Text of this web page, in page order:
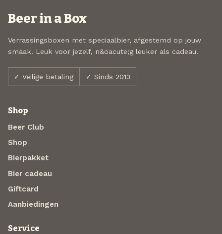
Beer in a Box
Verrassingsboxen met speciaalbier, afgestemd op jouw
smaak. Leuk voor jezelf, n&oacute;g leuker als cadeau.
✓ Veilige betaling ✓ Sinds 2013
Shop
Beer Club
Shop
Bierpakket
Bier cadeau
Giftcard
Aanbiedingen
Service